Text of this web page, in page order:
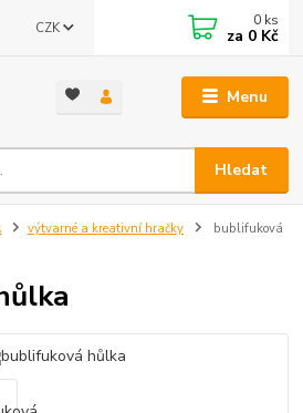
Menu
CZK
Hledat
0 ks
za 0 Kč
výtvarné a kreativní hračky
bublifuková